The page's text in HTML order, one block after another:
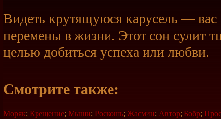
Видеть крутящуюся карусель —
перемены в жизни. Этот сон сулит
целью добиться успеха или любви.
Смотрите также:
Моряк; Крещение; Мыши; Роскошь; Жасмин; Автор; Бобр;